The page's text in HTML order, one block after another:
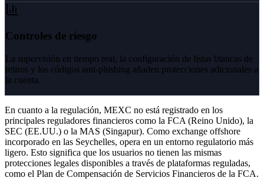
Controles de riesgo
La supervisión en tiempo real, la configuración de listas blancas de
retiros y los códigos anti-phishing añaden protecciones adicionales a
la cuenta.
En cuanto a la regulación, MEXC no está registrado en los
principales reguladores financieros como la FCA (Reino Unido), la
SEC (EE.UU.) o la MAS (Singapur). Como exchange offshore
incorporado en las Seychelles, opera en un entorno regulatorio más
ligero. Esto significa que los usuarios no tienen las mismas
protecciones legales disponibles a través de plataformas reguladas,
como el Plan de Compensación de Servicios Financieros de la FCA.